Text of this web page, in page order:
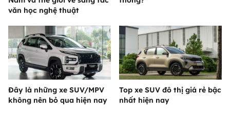
văn học nghệ thuật
Đây là những xe SUV/MPV
không nên bỏ qua hiện nay
Top xe SUV đô thị giá rẻ bậc
nhất hiện nay